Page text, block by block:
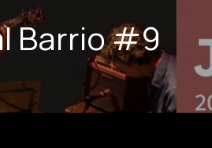
Barrio #9